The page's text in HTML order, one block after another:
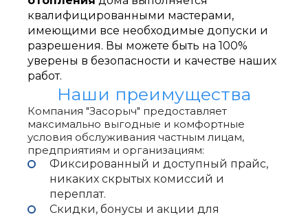
квалифицированными мастерами,
имеющими все необходимые допуски и
разрешения. Вы можете быть на 100%
уверены в безопасности и качестве наших
работ.
Наши преимущества
Компания "Засорыч" предоставляет
максимально выгодные и комфортные
условия обслуживания частным лицам,
предприятиям и организациям:
Фиксированный и доступный прайс,
никаких скрытых комиссий и
переплат.
Скидки, бонусы и акции для